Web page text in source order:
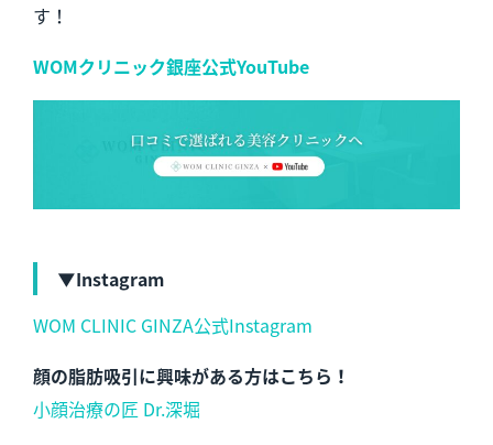
す！
WOMクリニック銀座公式YouTube
▼Instagram
WOM CLINIC GINZA公式Instagram
顔の脂肪吸引に興味がある方はこちら！
小顔治療の匠 Dr.深堀